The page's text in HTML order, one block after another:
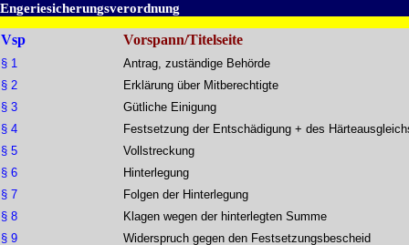
Engeriesicherungsverordnung
Vsp Vorspann/Titelseite
§ 1
§ 2
§ 3
§ 4
§ 5
§ 6
§ 7
§ 8
§ 9
Antrag, zuständige Behörde
Erklärung über Mitberechtigte
Gütliche Einigung
Festsetzung der Entschädigung + des
Vollstreckung
Hinterlegung
Folgen der Hinterlegung
Klagen wegen der hinterlegten Summe
Widerspruch gegen den Festsetzungsbescheid